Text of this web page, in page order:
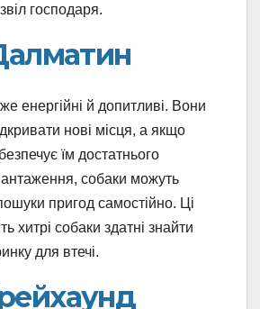
господаря.
енергійні й допитливі. Вони
нові місця, а якщо
їм достатнього
собаки можуть
пригод самостійно. Ці
хитрі собаки здатні знайти
для втечі.